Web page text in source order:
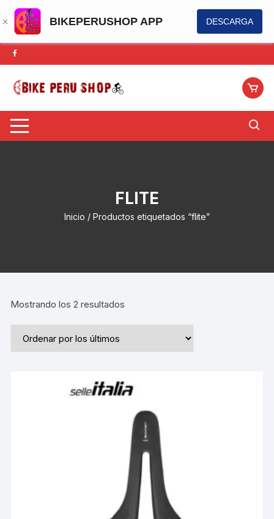
BIKEPERUSHOP APP DESCARGA
Saltar
al
contenido
FLITE
Inicio / Productos etiquetados “flite”
Mostrando los 2 resultados